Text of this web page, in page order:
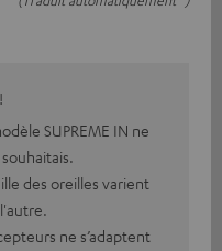
SUPREME IN ne
des oreilles varient
ne s’adaptent